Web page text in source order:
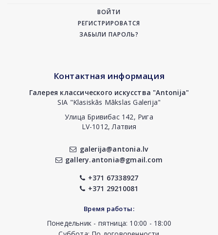
ВОЙТИ
РЕГИСТРИРОВАТСЯ
ЗАБЫЛИ ПАРОЛЬ?
Контактная информация
Галерея классического искусства "Antonija"
SIA "Klasiskās Mākslas Galerija"
Улица Бривибас 142, Рига
LV-1012, Латвия
galerija@antonia.lv
gallery.antonia@gmail.com
+371 67338927
+371 29210081
Время работы:
Понедельник - пятница: 10:00 - 18:00